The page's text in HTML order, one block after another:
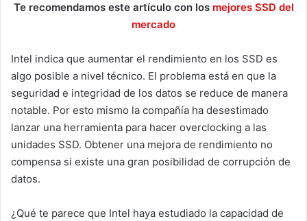
Te recomendamos este artículo con los mejores SSD del
mercado
Intel indica que aumentar el rendimiento en los SSD es
algo posible a nivel técnico. El problema está en que la
seguridad e integridad de los datos se reduce de manera
notable. Por esto mismo la compañía ha desestimado
lanzar una herramienta para hacer overclocking a las
unidades SSD. Obtener una mejora de rendimiento no
compensa si existe una gran posibilidad de corrupción de
datos.
¿Qué te parece que Intel haya estudiado la capacidad de